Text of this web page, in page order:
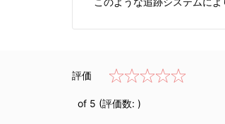
評価
of 5 (評価数: )